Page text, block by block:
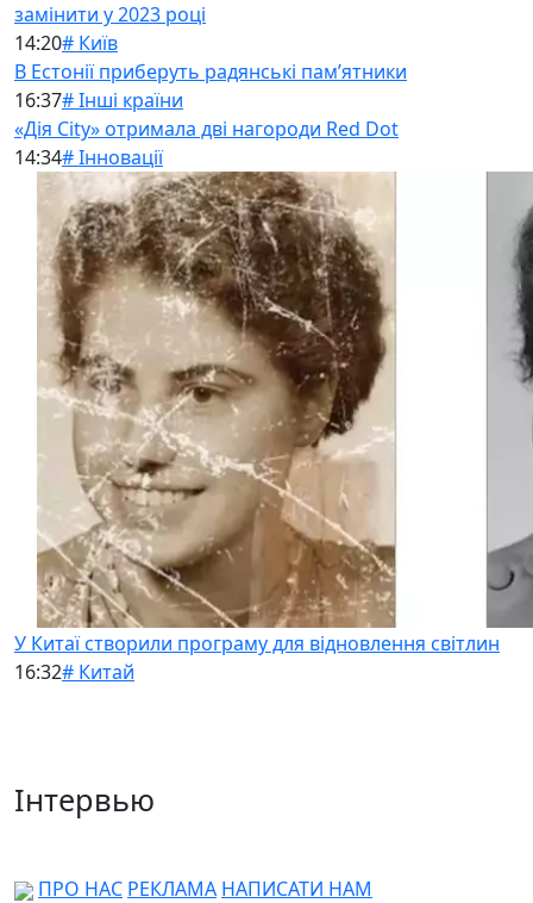
замінити у 2023 році
14:20# Київ
В Естонії приберуть радянські памʼятники
16:37# Інші країни
«Дія City» отримала дві нагороди Red Dot
14:34# Інновації
У Китаї створили програму для відновлення світлин
16:32# Китай
Інтервью
ПРО НАС РЕКЛАМА НАПИСАТИ НАМ